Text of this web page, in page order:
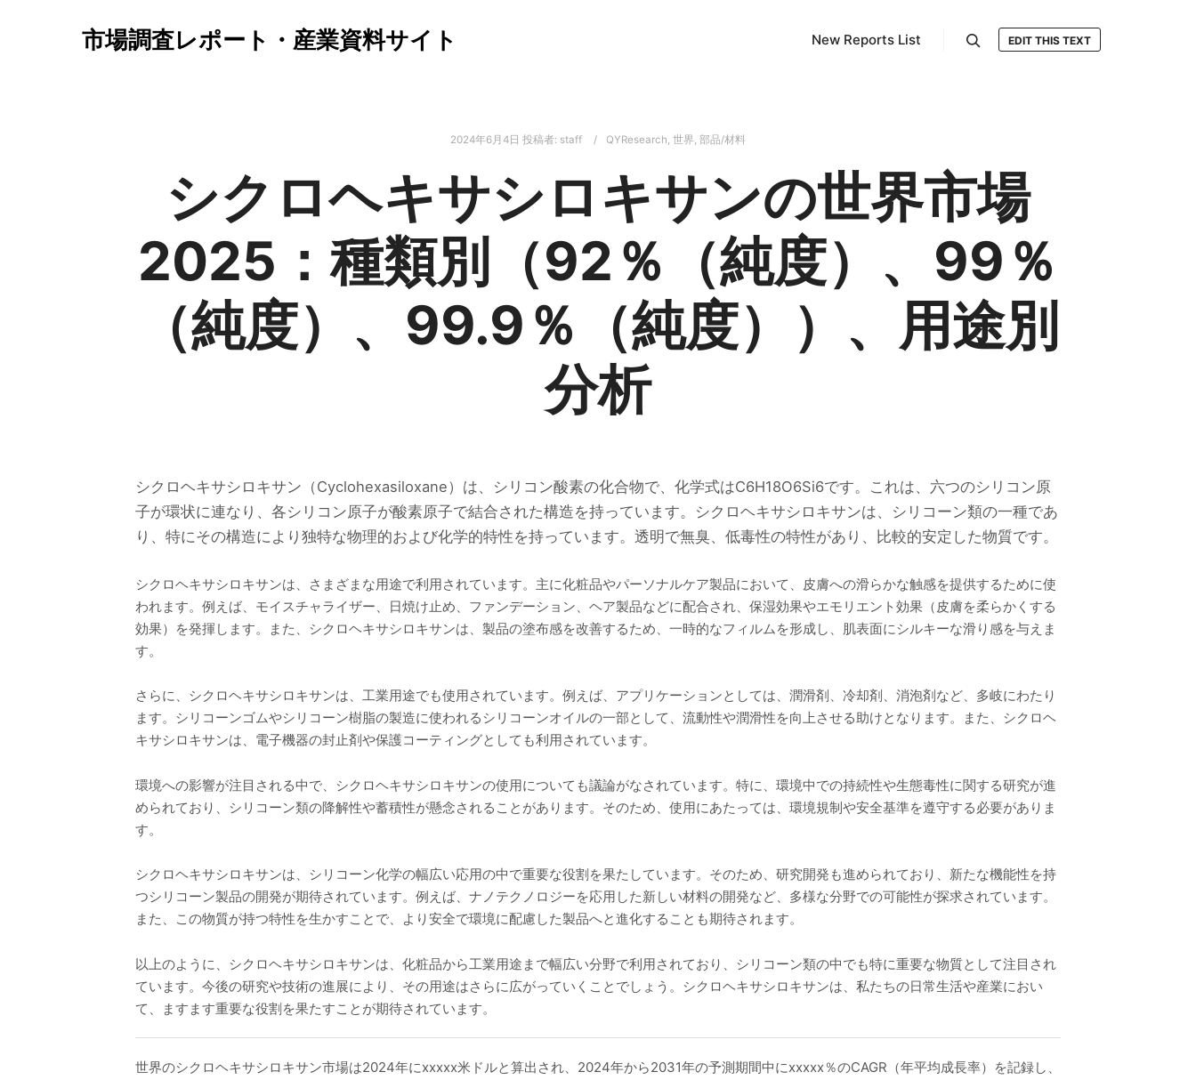
市場調査レポート・産業資料サイト New Reports List EDIT THIS TEXT
2024年6月4日 投稿者: staff QYResearch, 世界, 部品/材料
シクロヘキサシロキサンの世界市場
2025：種類別（92％（純度）、99％
（純度）、99.9％（純度））、用途別
分析
シクロヘキサシロキサン（Cyclohexasiloxane）は、シリコン酸素の化合物で、化学式はC6H18O6Si6です。これは、六つのシリコン原
子が環状に連なり、各シリコン原子が酸素原子で結合された構造を持っています。シクロヘキサシロキサンは、シリコーン類の一種であ
り、特にその構造により独特な物理的および化学的特性を持っています。透明で無臭、低毒性の特性があり、比較的安定した物質です。
シクロヘキサシロキサンは、さまざまな用途で利用されています。主に化粧品やパーソナルケア製品において、皮膚への滑らかな触感を提供するために使
われます。例えば、モイスチャライザー、日焼け止め、ファンデーション、ヘア製品などに配合され、保湿効果やエモリエント効果（皮膚を柔らかくする
効果）を発揮します。また、シクロヘキサシロキサンは、製品の塗布感を改善するため、一時的なフィルムを形成し、肌表面にシルキーな滑り感を与えま
す。
さらに、シクロヘキサシロキサンは、工業用途でも使用されています。例えば、アプリケーションとしては、潤滑剤、冷却剤、消泡剤など、多岐にわたり
ます。シリコーンゴムやシリコーン樹脂の製造に使われるシリコーンオイルの一部として、流動性や潤滑性を向上させる助けとなります。また、シクロヘ
キサシロキサンは、電子機器の封止剤や保護コーティングとしても利用されています。
環境への影響が注目される中で、シクロヘキサシロキサンの使用についても議論がなされています。特に、環境中での持続性や生態毒性に関する研究が進
められており、シリコーン類の降解性や蓄積性が懸念されることがあります。そのため、使用にあたっては、環境規制や安全基準を遵守する必要がありま
す。
シクロヘキサシロキサンは、シリコーン化学の幅広い応用の中で重要な役割を果たしています。そのため、研究開発も進められており、新たな機能性を持
つシリコーン製品の開発が期待されています。例えば、ナノテクノロジーを応用した新しい材料の開発など、多様な分野での可能性が探求されています。
また、この物質が持つ特性を生かすことで、より安全で環境に配慮した製品へと進化することも期待されます。
以上のように、シクロヘキサシロキサンは、化粧品から工業用途まで幅広い分野で利用されており、シリコーン類の中でも特に重要な物質として注目され
ています。今後の研究や技術の進展により、その用途はさらに広がっていくことでしょう。シクロヘキサシロキサンは、私たちの日常生活や産業におい
て、ますます重要な役割を果たすことが期待されています。
世界のシクロヘキサシロキサン市場は2024年にxxxxx米ドルと算出され、2024年から2031年の予測期間中にxxxxx％のCAGR（年平均成長率）を記録し、